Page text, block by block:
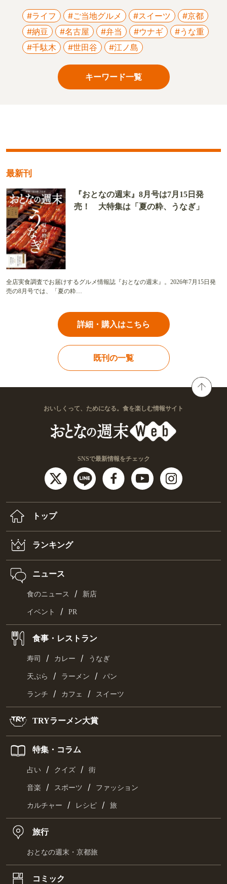
#ライフ #ご当地グルメ #スイーツ
#京都
#納豆
#名古屋 #弁当 #ウナギ
#うな重
#千駄木
#世田谷 #江ノ島
キーワード一覧
最新刊
『おとなの週末』8月号は7月15日発
売！ 大特集は「夏の粋、うなぎ」
全店実食調査でお届けするグルメ情報誌『おとなの週末』。2026年7月15日発
売の8月号では、「夏の粋…
詳細・購入はこちら
既刊の一覧
おいしくって、ためになる。食を楽しむ情報サイト
SNSで最新情報をチェック
トップ
ランキング
ニュース
食のニュース / 新店
イベント / PR
食事・レストラン
寿司 / カレー / うなぎ
天ぷら / ラーメン / パン
ランチ / カフェ / スイーツ
TRYラーメン大賞
特集・コラム
占い / クイズ / 街
音楽 / スポーツ / ファッション
カルチャー / レシピ / 旅
旅行
おとなの週末・京都旅
コミック